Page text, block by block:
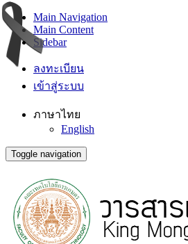
Main Navigation
Main Content
Sidebar
ลงทะเบียน
เข้าสู่ระบบ
ภาษาไทย
English
Toggle navigation